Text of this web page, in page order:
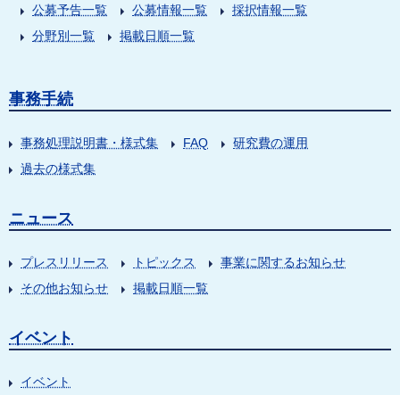
公募予告一覧
公募情報一覧
採択情報一覧
分野別一覧
掲載日順一覧
事務手続
事務処理説明書・様式集 FAQ
研究費の運用
過去の様式集
ニュース
プレスリリース トピックス
事業に関するお知らせ
その他お知らせ
掲載日順一覧
イベント
イベント